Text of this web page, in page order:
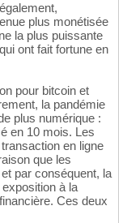
plus monétisée
la plus puissante
ont fait fortune en
pour bitcoin et
la pandémie
plus numérique :
en 10 mois. Les
en ligne
que les
par conséquent, la
à la
Ces deux